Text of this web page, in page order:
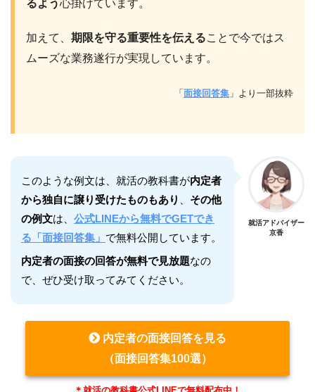
るよう心掛けています。
加えて、 期限を守る重要性を伝えることで今ではス
ムーズな業務遂行が実現しています。
「 面接回答集 」より一部抜粋
このような例文は、就活の教科書が内定者
から独自に譲り受けたものもあり
その他
の例文は、 公式LINEから無料でGETでき
る「面接回答集」 で無料公開しています。
内定者の面接の回答が無料で見放題なの
で、ぜひ受け取ってみてください。
就活アドバイザー
京香
内定者の面接回答を見る
（面接回答集100選）